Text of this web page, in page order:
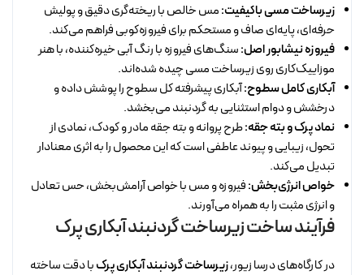
زیرساخت مسی باکیفیت:مس خالص با ریخته‌گری دقیق و پولیش
حرفه‌ای، پایه‌ای صاف و مستحکم برای فیروزه‌کوبی فراهم می‌کند.
فیروزه نیشابور اصل:سنگ‌های فیروزه با رنگ آبی خیره‌کننده، با هنر
موزاییک‌کاری روی زیرساخت مسی چیده شده‌اند.
آبکاری کامل سطوح:آبکاری پیشرفته کل سطوح را پوشش داده و
درخشش و دوام استثنایی به گردنبند می‌بخشد.
نماد پرک و بته جقه:طرح پروانه و بته جقه مادر و کودک، نمادی از
تحول، زیبایی و پیوند عاطفی است که این محصول را به اثری معنادار
تبدیل می‌کند.
خواص انرژی‌بخش:فیروزه و مس با خواص آرامش‌بخش، حس تعادل
و انرژی مثبت را به همراه می‌آورند.
فرآیند ساخت زیرساخت گردنبند آبکاری پرک
در کارگاه‌های درسا زیور،زیرساخت گردنبند آبکاری پرکبا دقت ساخته